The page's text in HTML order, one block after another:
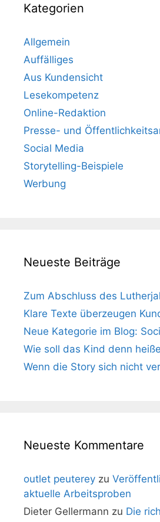
Kategorien
Allgemein
Auffälliges
Aus Kundensicht
Lesekompetenz
Online-Redaktion
Presse- und
Social Media
Storytelling-Beispiele
Werbung
Neueste Beiträge
Zum Abschluss des
Klare Texte überzeugen
Neue Kategorie im Blog:
Wie soll das Kind denn
Wenn die Story sich nicht
Neueste Kommentare
outlet peuterey zu
aktuelle Arbeitsproben
Dieter Gellermann zu Die